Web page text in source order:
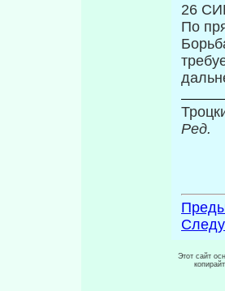
26
По
Ред.
Этот сайт